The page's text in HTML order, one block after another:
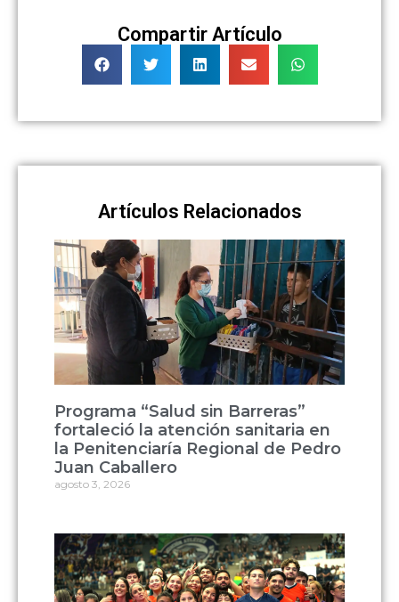
Compartir Artículo
Artículos Relacionados
Programa “Salud sin Barreras”
fortaleció la atención sanitaria en
la Penitenciaría Regional de Pedro
Juan Caballero
agosto 3, 2026